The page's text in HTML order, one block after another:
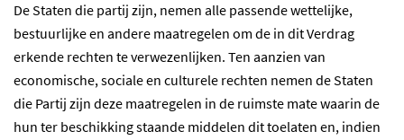
De Staten die partij zijn, nemen alle passende wettelijke,
bestuurlijke en andere maatregelen om de in dit Verdrag
erkende rechten te verwezenlijken. Ten aanzien van
economische, sociale en culturele rechten nemen de Staten
die Partij zijn deze maatregelen in de ruimste mate waarin de
hun ter beschikking staande middelen dit toelaten en, indien